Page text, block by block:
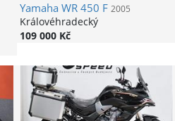
YamahaWR 450 F 2005
Královéhradecký
109 000 Kč